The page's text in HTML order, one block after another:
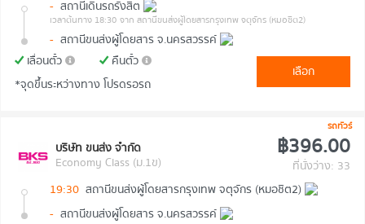
- สถานีเดินรถรังสิต
เวลาต้นทาง 18:30 จาก สถานีขนส่งผู้โดยสารกรุงเทพ จตุจักร (หมอชิต2)
- สถานีขนส่งผู้โดยสาร จ.นครสวรรค์
เลื่อนตั๋ว
คืนตั๋ว
*จุดขึ้นระหว่างทาง โปรดรอรถ
เลือก
รถทัวร์
บริษัท ขนส่ง จำกัด
Economy Class (ม.1ข)
฿396.00
ที่นั่งว่าง: 33
19:30 สถานีขนส่งผู้โดยสารกรุงเทพ จตุจักร (หมอชิต2)
- สถานีขนส่งผู้โดยสาร จ.นครสวรรค์